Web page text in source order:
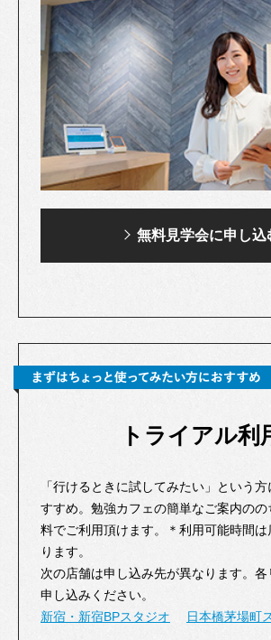
無料見学会に申し込
トライアル利
「行けるときに試してみたい」という
すすめ。勉強カフェの簡単なご案内の
料でご利用頂けます。＊利用可能時間は
ります。
次の店舗は申し込み先が異なります。
申し込みください。
新宿・新宿BPスタジオ
日本橋茅場町